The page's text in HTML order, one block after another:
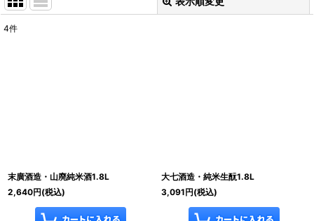
4件
末廣酒造・山廃純米酒1.8L
2,640円(税込)
大七酒造・純米生酛1.8L
3,091円(税込)